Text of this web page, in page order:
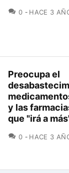
0 HACE 3
Preocupa el
y las
que "irá a
0 HACE 3